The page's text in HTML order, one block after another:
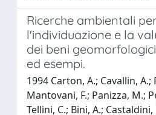
Ricerche ambientali
l'individuazione e la
dei beni
ed esempi.
1994 Carton, A.; Cavallin, A.;
Mantovani, F.; Panizza, M.;
Tellini, C.; Bini, A.;